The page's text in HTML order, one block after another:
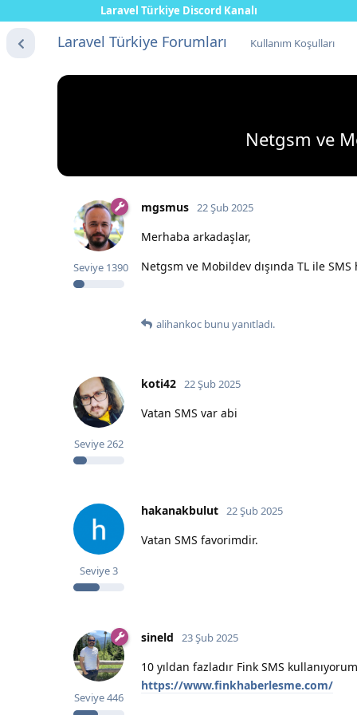
Laravel Türkiye Discord Kanalı
Laravel Türkiye Forumları Kullanım Koşulları
Netgsm ve
mgsmus
Seviye 1390
22 Şub 2025
Merhaba arkadaşlar,
Netgsm ve Mobildev dışında TL ile SMS
alihankoc bunu yanıtladı.
koti42
Seviye262
22 Şub 2025
Vatan SMS var abi
hakanakbulut
Seviye3
22 Şub 2025
Vatan SMS favorimdir.
sineld
Seviye446
23 Şub 2025
10 yıldan fazladır Fink SMS
https://www.finkhaberlesme.com/